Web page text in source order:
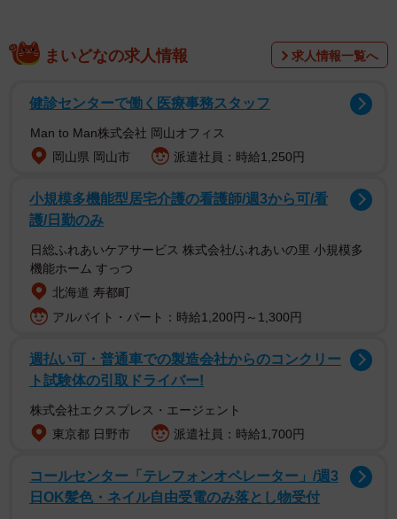
投稿したのは、京田辺市消防本部の公式アカウント（＠
kyotanabe_fire_dept.119）。動画は次のように続きます。
「救急車を呼んでも消防車が来る場合があります」「意識
がない人や運ぶのが大変な時、消防車も行きます」
京田辺市消防本部の消防士長・山田哲也さんによると、こ
についての投稿。『Pumper（消防ポンプ車）』と
『Ambulance（救急車）』の頭文字をとってPA連携と呼ば
まいどなの求人情報 求人情報一覧へ
健診センターで働く医療事務スタッフ
Man to Man株式会社 岡山オフィス
岡山県 岡山市
派遣社員：時給1,250円
小規模多機能型居宅介護の看護師/週3から可/看
護/日勤のみ
日総ふれあいケアサービス 株式会社/ふれあいの里 小規模多
機能ホーム すっつ
北海道 寿都町
アルバイト・パート：時給1,200円～1,300円
週払い可・普通車での製造会社からのコンクリー
ト試験体の引取ドライバー!
株式会社エクスプレス・エージェント
東京都 日野市
派遣社員：時給1,700円
コールセンター「テレフォンオペレーター」/週3
日OK髪色・ネイル自由受電のみ落とし物受付